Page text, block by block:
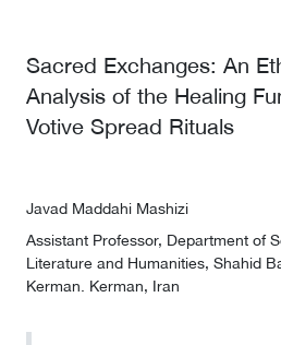
Sacred Exchanges: An
Analysis of the Healing
Votive Spread Rituals
Javad Maddahi Mashizi
Assistant Professor, Department of
Literature and Humanities, Shahid
Kerman. Kerman, Iran